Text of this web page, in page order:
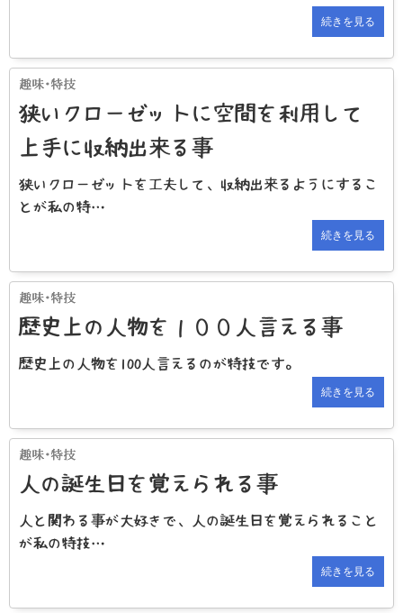
続きを見る
狭いクローゼットに空間を利用して
上手に収納出来る事
狭いクローゼットを工夫して、収納出来るようにするこ
とが私の特…
続きを見る
歴史上の人物を１００人言える事
歴史上の人物を100人言えるのが特技です。
続きを見る
人の誕生日を覚えられる事
人と関わる事が大好きで、人の誕生日を覚えられること
が私の特技…
続きを見る